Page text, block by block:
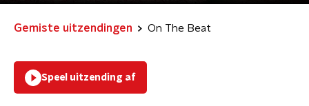
Gemiste uitzendingen On The Beat
Speel uitzending af